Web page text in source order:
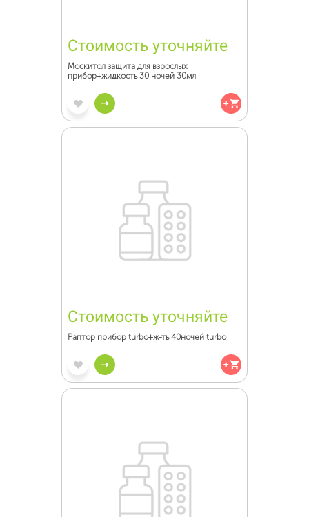
Стоимость уточняйте
Москитол защита для взрослых
прибор+жидкость 30 ночей 30мл
Стоимость уточняйте
Раптор прибор turbo+ж-ть 40ночей turbo